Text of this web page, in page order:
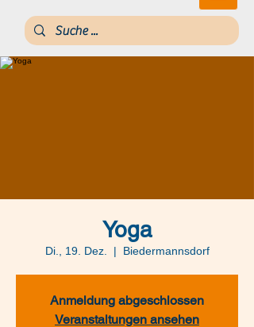
Yoga
Di., 19. Dez.
  |
Biedermannsdorf
Anmeldung abgeschlossen
Veranstaltungen ansehen